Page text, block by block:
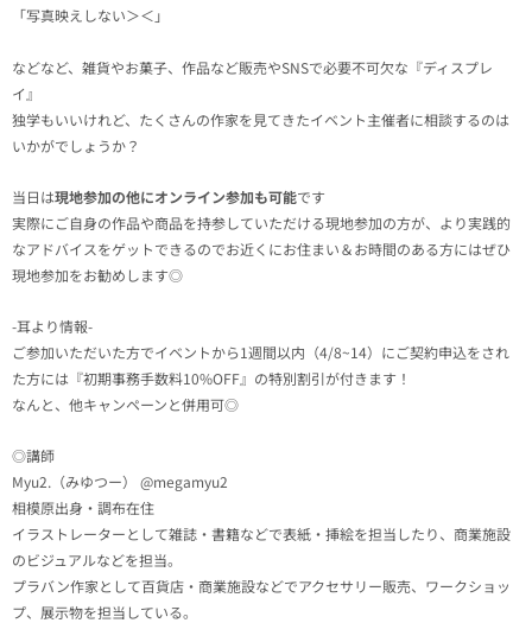
「写真映えしない＞＜」
などなど、雑貨やお菓子、作品など販売やSNSで必要不可欠な『ディスプレ
イ』
独学もいいけれど、たくさんの作家を見てきたイベント主催者に相談するのは
いかがでしょうか？
当日は現地参加の他にオンライン参加も可能です
実際にご自身の作品や商品を持参していただける現地参加の方が、より実践的
なアドバイスをゲットできるのでお近くにお住まい＆お時間のある方にはぜひ
現地参加をお勧めします◎
-耳より情報-
ご参加いただいた方でイベントから1週間以内（4/8~14）にご契約申込をされ
た方には『初期事務手数料10%OFF』の特別割引が付きます！
なんと、他キャンペーンと併用可◎
◎講師
Myu2.（みゆつー） @megamyu2
相模原出身・調布在住
イラストレーターとして雑誌・書籍などで表紙・挿絵を担当したり、商業施設
のビジュアルなどを担当。
プラバン作家として百貨店・商業施設などでアクセサリー販売、ワークショッ
プ、展示物を担当している。